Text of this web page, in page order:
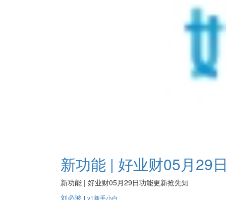
新功能 | 好业财05月29
新功能 | 好业财05月29日功能更新抢先知
刘必波 Lv1新手小白